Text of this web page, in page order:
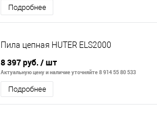
Подробнее
Пила цепная HUTER ELS2000
8 397 руб. / шт
Актуальную цену и наличие уточняйте 8 914 55 80 533
Подробнее